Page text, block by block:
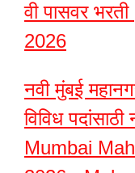
वी पासवर
2026
नवी मुंबई
विविध
Mumbai